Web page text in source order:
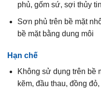
phủ, gốm sứ, sợi thủy
Sơn phủ trên bề mặt
bề mặt bằng dung môi
Hạn chế
Không sử dụng trên bề
kẽm, đầu thau, đồng